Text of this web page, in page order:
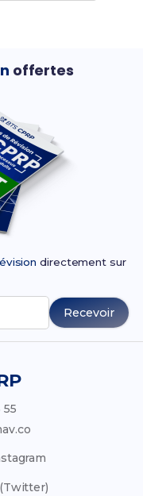
offertes
directement sur
Recevoir